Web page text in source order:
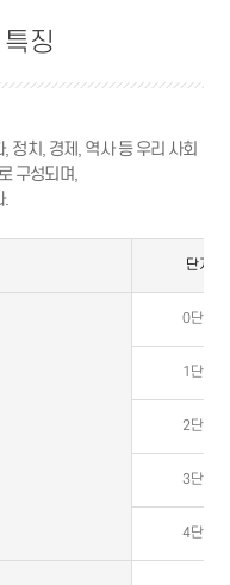
징
정치, 경제, 역사 등 우리 사회
구성되며,
.
단계
0단계
1단계
2단계
3단계
4단계